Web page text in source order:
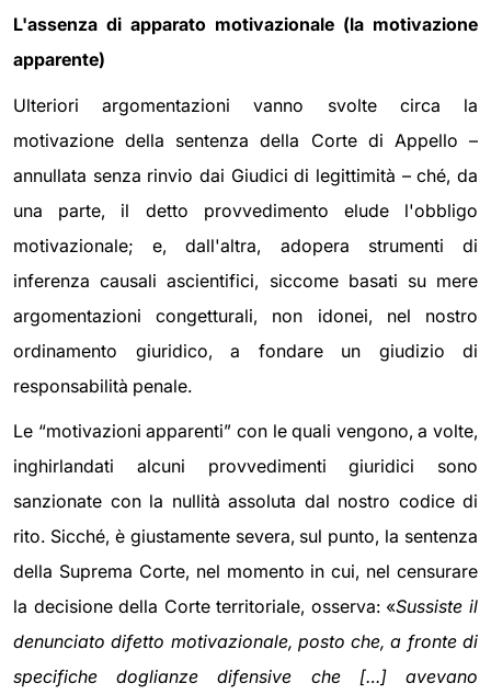
L'assenza di apparato motivazionale (la motivazione
apparente)
Ulteriori argomentazioni vanno svolte circa la
motivazione della sentenza della Corte di Appello –
annullata senza rinvio dai Giudici di legittimità – ché, da
una parte, il detto provvedimento elude l'obbligo
motivazionale; e, dall'altra, adopera strumenti di
inferenza causali ascientifici, siccome basati su mere
argomentazioni congetturali, non idonei, nel nostro
ordinamento giuridico, a fondare un giudizio di
responsabilità penale.
Le “motivazioni apparenti” con le quali vengono, a volte,
inghirlandati alcuni provvedimenti giuridici sono
sanzionate con la nullità assoluta dal nostro codice di
rito. Sicché, è giustamente severa, sul punto, la sentenza
della Suprema Corte, nel momento in cui, nel censurare
la decisione della Corte territoriale, osserva: «Sussiste il
denunciato difetto motivazionale, posto che, a fronte di
specifiche doglianze difensive che […] avevano